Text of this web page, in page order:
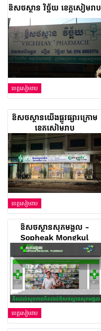
ឱសថស្ថាន វិច្ឆ័យ ខេត្តសៀមរាប
ខេត្តសៀមរាប
ឱសថស្ថានយើងផ្លូវផ្សារក្រោម
ខេត្តសៀមរាប
ខេត្តសៀមរាប
ឱសថស្ថានសុភមង្គល -
Sopheak Mongkul
Pharmacy
ខេត្តសៀមរាប